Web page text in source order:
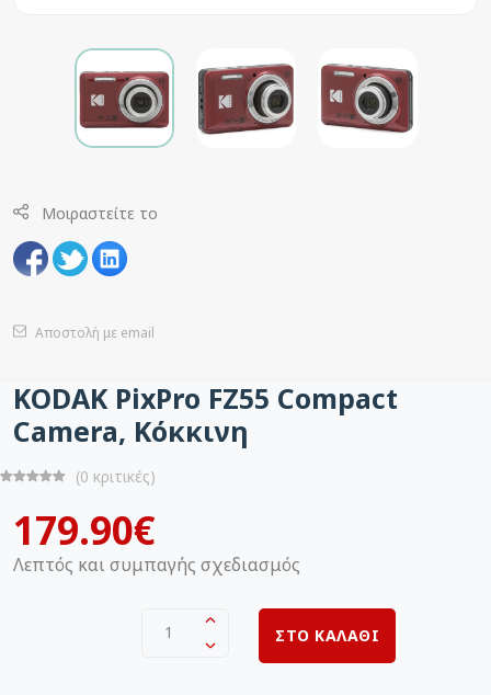
Μοιραστείτε το
Αποστολή με email
KODAK PixPro FZ55 Compact
Camera, Κόκκινη
(0 κριτικές)
179.90€
Λεπτός και συμπαγής σχεδιασμός
1 ΣΤΟ ΚΑΛΑΘΙ